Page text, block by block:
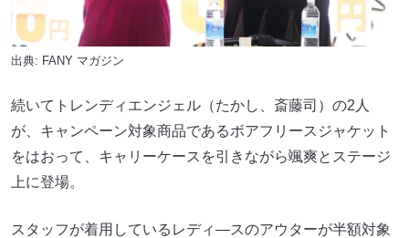
出典: FANY マガジン
続いてトレンディエンジェル（たかし、斎藤司）の2人
が、キャンペーン対象商品であるボアフリースジャケット
をはおって、キャリーケースを引きながら颯爽とステージ
上に登場。
スタッフが着用しているレディ―スのアウターが半額対象